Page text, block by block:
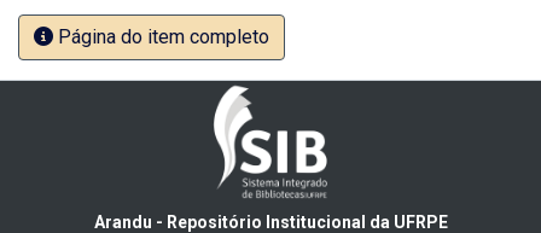
Página do item completo
Arandu - Repositório Institucional da UFRPE